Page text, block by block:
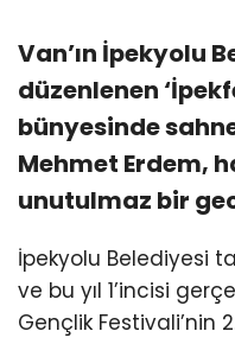
Van’ın İpekyolu
düzenlenen
bünyesinde
Mehmet Erdem,
unutulmaz bir
İpekyolu Belediyesi
ve bu yıl 1’incisi
Gençlik Festivali’nin